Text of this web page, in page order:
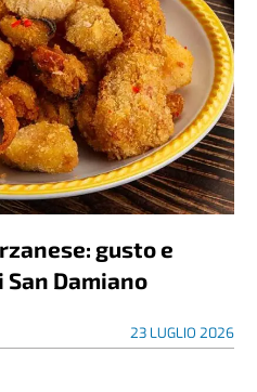
gusto e
San Damiano
23 LUGLIO 2026